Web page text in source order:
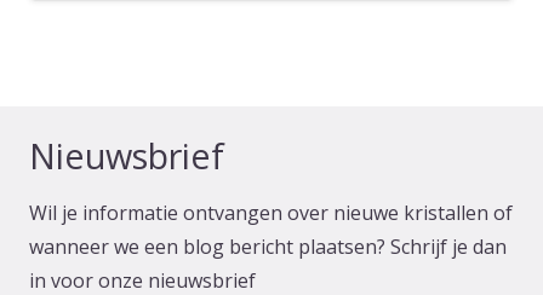
Nieuwsbrief
Wil je informatie ontvangen over nieuwe kristallen of
wanneer we een blog bericht plaatsen? Schrijf je dan
in voor onze nieuwsbrief